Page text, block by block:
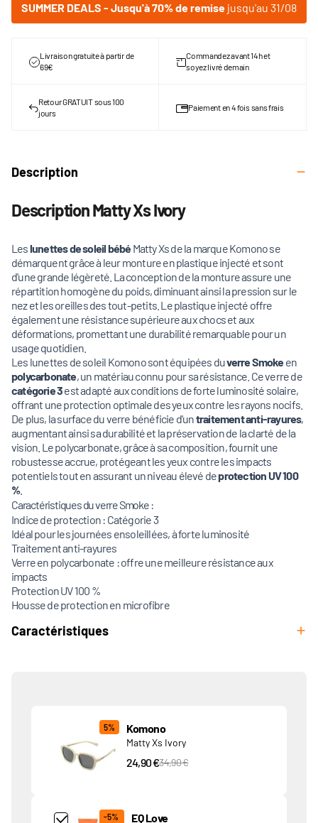
SUMMER DEALS - Jusqu'à 70% de remise jusqu'au 31/08
Livraison gratuite à partir de
69€
Commandez avant 14h et
soyez livré demain
Retour GRATUIT sous 100
jours
Paiement en 4 fois sans frais
Description
Description Matty Xs Ivory
Leslunettes de soleil bébéMatty Xs de la marque Komono se
démarquent grâce à leur monture en plastique injecté et sont
d'une grande légèreté. La conception de la monture assure une
répartition homogène du poids, diminuant ainsi la pression sur le
nez et les oreilles des tout-petits. Le plastique injecté offre
également une résistance supérieure aux chocs et aux
déformations, promettant une durabilité remarquable pour un
usage quotidien.
Les lunettes de soleil Komono sont équipées duverre Smokeen
polycarbonate, un matériau connu pour sa résistance. Ce verre de
catégorie 3est adapté aux conditions de forte luminosité solaire,
offrant une protection optimale des yeux contre les rayons nocifs.
De plus, la surface du verre bénéficie d'untraitement anti-rayures,
augmentant ainsi sa durabilité et la préservation de la clarté de la
vision. Le polycarbonate, grâce à sa composition, fournit une
robustesse accrue, protégeant les yeux contre les impacts
potentiels tout en assurant un niveau élevé deprotection UV 100
%.
Caractéristiques du verre Smoke :
Indice de protection : Catégorie 3
Idéal pour les journées ensoleillées, à forte luminosité
Traitement anti-rayures
Verre en polycarbonate : offre une meilleure résistance aux
impacts
Protection UV 100 %
Housse de protection en microfibre
Caractéristiques
5% Komono
Matty Xs Ivory
24,90 €PVC Price
34,90 €
Add Product MjQ4MTk= undefined
-5% EQ Love